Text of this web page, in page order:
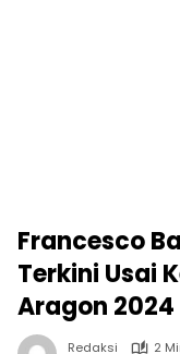
Francesco
Terkini Usai
Aragon 2024
Redaksi
2